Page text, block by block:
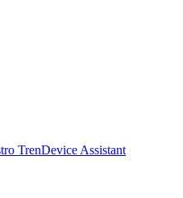
TrenDevice Assistant